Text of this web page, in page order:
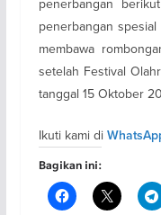
penerbangan
membawa
setelah Festival
tanggal 15 Oktober
Ikuti kami di
Bagikan ini: